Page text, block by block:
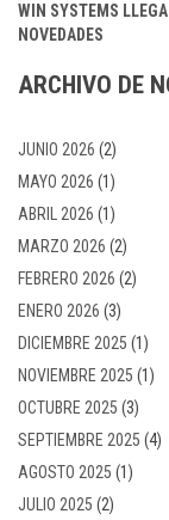
WIN SYSTEMS
NOVEDADES
ARCHIVO DE
JUNIO 2026 (2)
MAYO 2026 (1)
ABRIL 2026 (1)
MARZO 2026 (2)
FEBRERO 2026 (2)
ENERO 2026 (3)
DICIEMBRE 2025 (1)
NOVIEMBRE 2025 (1)
OCTUBRE 2025 (3)
SEPTIEMBRE 2025 (4)
AGOSTO 2025 (1)
JULIO 2025 (2)